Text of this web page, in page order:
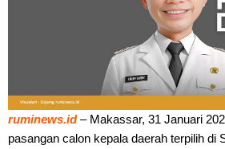
ruminews.id – Makassar, 31 Januari
pasangan calon kepala daerah terpilih di